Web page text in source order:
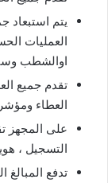
يتم استبعاد
العمليات
اوالشطب
تقدم جميع
العطاء
على المجهز
التسجيل ،
تدفع المبالغ